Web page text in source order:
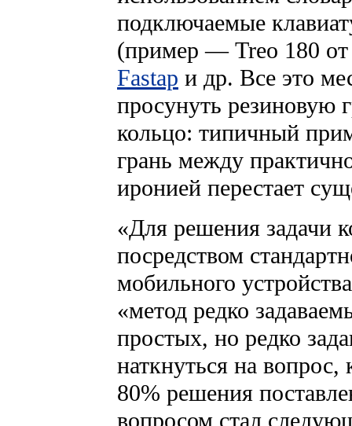
подключаемые
(пример — Treo 180
Fastap и др. Все это
просунуть резиновую
кольцо: типичный
грань между
иронией перестает
«Для решения задачи
посредством
мобильного
«метод редко
простых, но редко
наткнуться на
80% решения
вопросом стал